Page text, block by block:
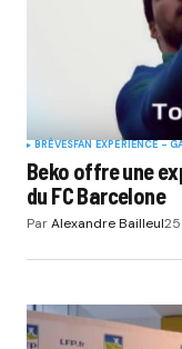
BRÈVESFAN EXPERIENCE -
Beko offre une
du FC Barcelone
ParAlexandre Bailleul